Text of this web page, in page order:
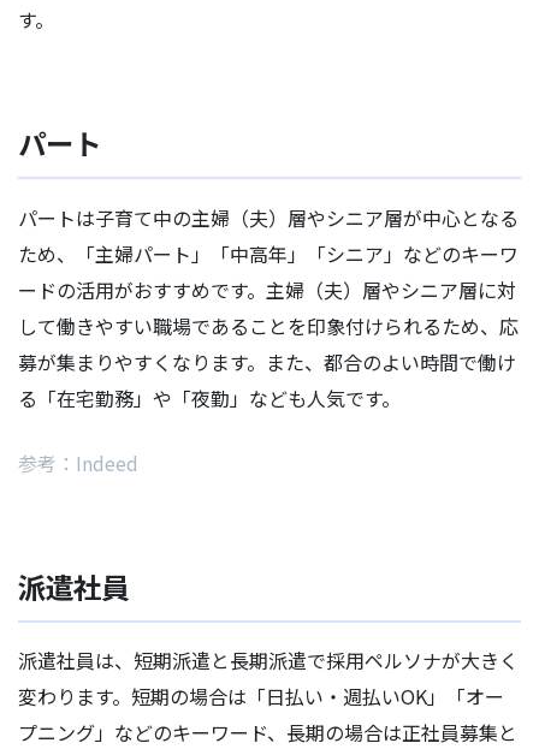
す。
パート
パートは子育て中の主婦（夫）層やシニア層が中心となる
ため、「主婦パート」「中高年」「シニア」などのキーワ
ードの活用がおすすめです。主婦（夫）層やシニア層に対
して働きやすい職場であることを印象付けられるため、応
募が集まりやすくなります。また、都合のよい時間で働け
る「在宅勤務」や「夜勤」なども人気です。
参考：Indeed
派遣社員
派遣社員は、短期派遣と長期派遣で採用ペルソナが大きく
変わります。短期の場合は「日払い・週払いOK」「オー
プニング」などのキーワード、長期の場合は正社員募集と